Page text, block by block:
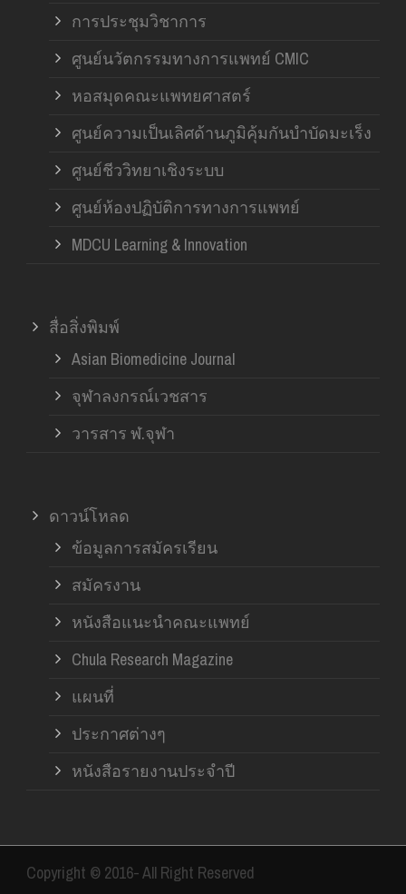
การประชุมวิชาการ
ศูนย์นวัตกรรมทางการแพทย์ CMIC
หอสมุดคณะแพทยศาสตร์
ศูนย์ความเป็นเลิศด้านภูมิคุ้มกันบำบัดมะเร็ง
ศูนย์ชีววิทยาเชิงระบบ
ศูนย์ห้องปฏิบัติการทางการแพทย์
MDCU Learning & Innovation
สื่อสิ่งพิมพ์
Asian Biomedicine Journal
จุฬาลงกรณ์เวชสาร
วารสาร ฬ.จุฬา
ดาวน์โหลด
ข้อมูลการสมัครเรียน
สมัครงาน
หนังสือแนะนำคณะแพทย์
Chula Research Magazine
แผนที่
ประกาศต่างๆ
หนังสือรายงานประจำปี
Copyright © 2016- All Right Reserved